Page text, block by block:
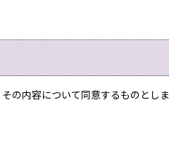
の内容について同意するものとしま